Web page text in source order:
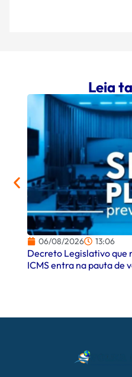
Leia
06/08/2026 13:06
Decreto Legislativo que
ICMS entra na pauta de